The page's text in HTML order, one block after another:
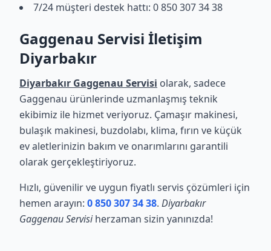
7/24 müşteri destek hattı: 0 850 307 34 38
Gaggenau Servisi İletişim
Diyarbakır
Diyarbakır Gaggenau Servisi olarak, sadece
Gaggenau ürünlerinde uzmanlaşmış teknik
ekibimiz ile hizmet veriyoruz. Çamaşır makinesi,
bulaşık makinesi, buzdolabı, klima, fırın ve küçük
ev aletlerinizin bakım ve onarımlarını garantili
olarak gerçekleştiriyoruz.
Hızlı, güvenilir ve uygun fiyatlı servis çözümleri için
hemen arayın: 0 850 307 34 38. Diyarbakır
Gaggenau Servisiherzaman sizin yanınızda!